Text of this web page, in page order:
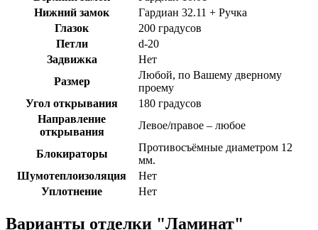
Нижний замок
Гардиан 32.11 + Ручка
Глазок
200 градусов
Петли
d-20
Задвижка
Нет
Размер
Любой, по Вашему дверному
проему
Угол открывания
180 градусов
Направление
открывания
Левое/правое – любое
Блокираторы
Противосъёмные диаметром 12
мм.
Шумотеплоизоляция
Нет
Уплотнение
Нет
Варианты отделки "Ламинат"